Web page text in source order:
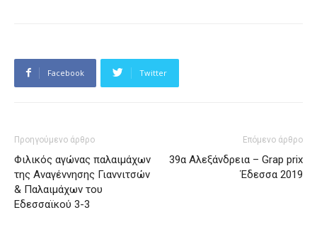
Facebook Twitter
Προηγούμενο άρθρο
Φιλικός αγώνας παλαιμάχων
της Αναγέννησης Γιαννιτσών
& Παλαιμάχων του
Εδεσσαϊκού 3-3
Επόμενο άρθρο
39α Αλεξάνδρεια – Grap prix
Έδεσσα 2019